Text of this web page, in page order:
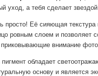
уход, а тебя сделает
просто! Её сияющая текстура
ровным слоем и позволяет
внимание фото
обладает
основу и является